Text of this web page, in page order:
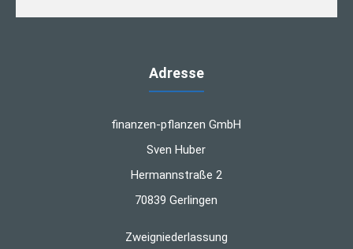
Adresse
finanzen-pflanzen GmbH
Sven Huber
Hermannstraße 2
70839 Gerlingen
Zweigniederlassung